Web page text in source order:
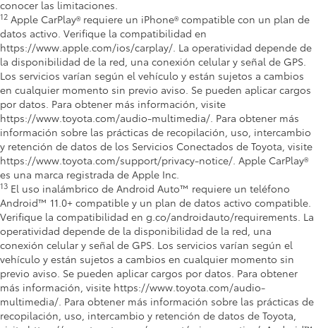
conocer las limitaciones.
12 Apple CarPlay® requiere un iPhone® compatible con un plan de
datos activo. Verifique la compatibilidad en
https://www.apple.com/ios/carplay/. La operatividad depende de
la disponibilidad de la red, una conexión celular y señal de GPS.
Los servicios varían según el vehículo y están sujetos a cambios
en cualquier momento sin previo aviso. Se pueden aplicar cargos
por datos. Para obtener más información, visite
https://www.toyota.com/audio-multimedia/. Para obtener más
información sobre las prácticas de recopilación, uso, intercambio
y retención de datos de los Servicios Conectados de Toyota, visite
https://www.toyota.com/support/privacy-notice/. Apple CarPlay®
es una marca registrada de Apple Inc.
13 El uso inalámbrico de Android Auto™ requiere un teléfono
Android™ 11.0+ compatible y un plan de datos activo compatible.
Verifique la compatibilidad en g.co/androidauto/requirements. La
operatividad depende de la disponibilidad de la red, una
conexión celular y señal de GPS. Los servicios varían según el
vehículo y están sujetos a cambios en cualquier momento sin
previo aviso. Se pueden aplicar cargos por datos. Para obtener
más información, visite https://www.toyota.com/audio-
multimedia/. Para obtener más información sobre las prácticas de
recopilación, uso, intercambio y retención de datos de Toyota,